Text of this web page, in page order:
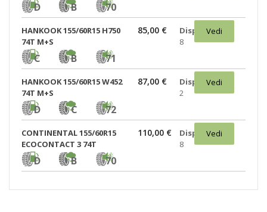
D B 70
HANKOOK 155/60R15 H750
74T M+S
C B 71
85,00 €
Disponibili:
8
Vedi
HANKOOK 155/60R15 W452
74T M+S
D C 72
87,00 €
Disponibili:
2
Vedi
CONTINENTAL 155/60R15
ECOCONTACT 3 74T
D B 70
110,00 €
Disponibili:
8
Vedi